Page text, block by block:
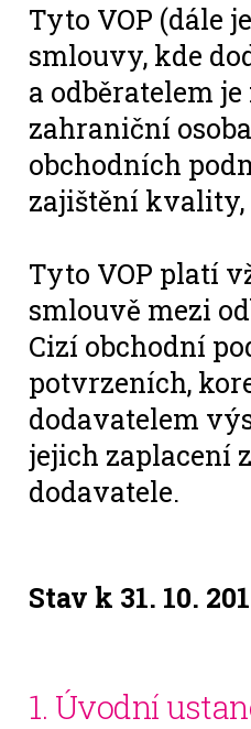
Tyto VOP (dále
smlouvy, kde
a odběratelem
zahraniční
obchodních
zajištění kvality,
Tyto VOP platí
smlouvě mezi
Cizí obchodní
potvrzeních,
dodavatelem
jejich zaplacení
dodavatele.
Stav k 31. 10.
1. Úvodní